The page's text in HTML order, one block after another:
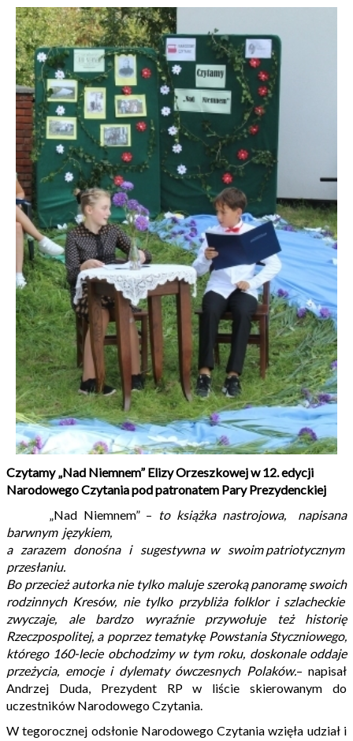
Czytamy „Nad Niemnem” Elizy Orzeszkowej w 12. edycji
Narodowego Czytania pod patronatem Pary Prezydenckiej
„Nad Niemnem” – to książka nastrojowa, napisana
barwnym językiem,
a zarazem donośna i sugestywna w swoim patriotycznym
przesłaniu.
Bo przecież autorka nie tylko maluje szeroką panoramę swoich
rodzinnych Kresów, nie tylko przybliża folklor i szlacheckie
zwyczaje, ale bardzo wyraźnie przywołuje też historię
Rzeczpospolitej, a poprzez tematykę Powstania Styczniowego,
którego 160-lecie obchodzimy w tym roku, doskonale oddaje
przeżycia, emocje i dylematy ówczesnych Polaków.– napisał
Andrzej Duda, Prezydent RP w liście skierowanym do
uczestników Narodowego Czytania.
W tegorocznej odsłonie Narodowego Czytania wzięła udział i